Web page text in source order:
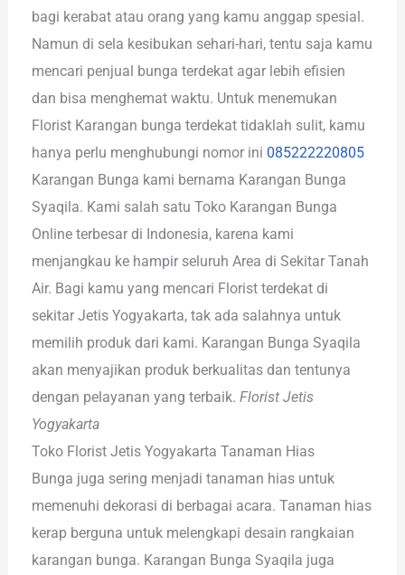
bagi kerabat atau orang yang kamu anggap spesial.
Namun di sela kesibukan sehari-hari, tentu saja kamu
mencari penjual bunga terdekat agar lebih efisien
dan bisa menghemat waktu. Untuk menemukan
Florist Karangan bunga terdekat tidaklah sulit, kamu
hanya perlu menghubungi nomor ini 085222220805
Karangan Bunga kami bernama Karangan Bunga
Syaqila. Kami salah satu Toko Karangan Bunga
Online terbesar di Indonesia, karena kami
menjangkau ke hampir seluruh Area di Sekitar Tanah
Air. Bagi kamu yang mencari Florist terdekat di
sekitar Jetis Yogyakarta, tak ada salahnya untuk
memilih produk dari kami. Karangan Bunga Syaqila
akan menyajikan produk berkualitas dan tentunya
dengan pelayanan yang terbaik.Florist Jetis
Yogyakarta
Toko Florist Jetis Yogyakarta Tanaman Hias
Bunga juga sering menjadi tanaman hias untuk
memenuhi dekorasi di berbagai acara. Tanaman hias
kerap berguna untuk melengkapi desain rangkaian
karangan bunga. Karangan Bunga Syaqila juga